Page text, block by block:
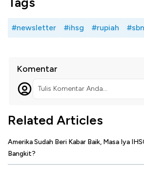
#newsletter #ihsg #rupiah #sbn
Komentar
Tulis Komentar Anda...
Related Articles
Amerika Sudah Beri Kabar Baik, Masa Iya
Bangkit?